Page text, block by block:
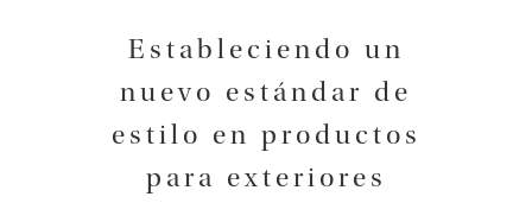
Estableciendo un
nuevo estándar de
estilo en productos
para exteriores